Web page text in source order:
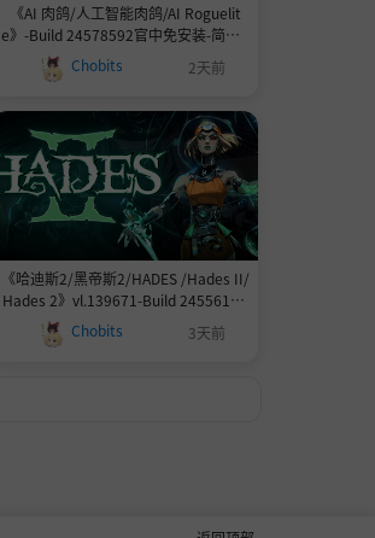
《AI 肉鸽/人工智能肉鸽/AI Roguelit
e》-Build 24578592官中免安装-简中8
79.1MB
Chobits 2天前
《哈迪斯2/黑帝斯2/HADES /Hades II/
Hades 2》vl.139671-Build 24556151
官中免安装-简中|容量11.0GB
Chobits 3天前